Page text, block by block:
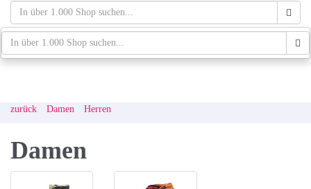
Skip
main
content
schaufenster.de
zurück Damen Herren
Damen